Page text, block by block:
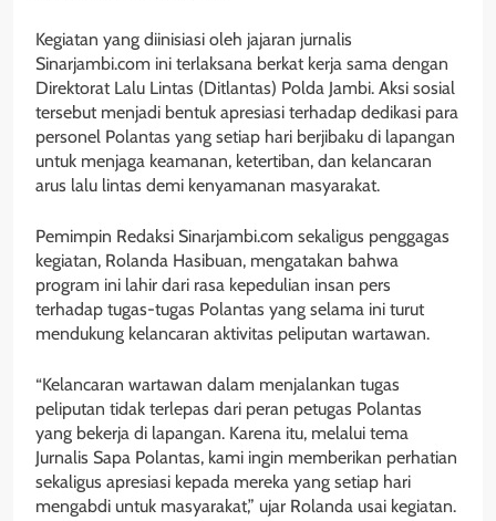
Kegiatan yang diinisiasi oleh jajaran jurnalis
Sinarjambi.com ini terlaksana berkat kerja sama dengan
Direktorat Lalu Lintas (Ditlantas) Polda Jambi. Aksi sosial
tersebut menjadi bentuk apresiasi terhadap dedikasi para
personel Polantas yang setiap hari berjibaku di lapangan
untuk menjaga keamanan, ketertiban, dan kelancaran
arus lalu lintas demi kenyamanan masyarakat.
Pemimpin Redaksi Sinarjambi.com sekaligus penggagas
kegiatan, Rolanda Hasibuan, mengatakan bahwa
program ini lahir dari rasa kepedulian insan pers
terhadap tugas-tugas Polantas yang selama ini turut
mendukung kelancaran aktivitas peliputan wartawan.
“Kelancaran wartawan dalam menjalankan tugas
peliputan tidak terlepas dari peran petugas Polantas
yang bekerja di lapangan. Karena itu, melalui tema
Jurnalis Sapa Polantas, kami ingin memberikan perhatian
sekaligus apresiasi kepada mereka yang setiap hari
mengabdi untuk masyarakat,” ujar Rolanda usai kegiatan.